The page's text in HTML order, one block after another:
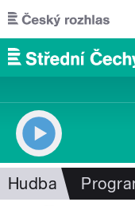
Přejít k hlavnímu
Hudba